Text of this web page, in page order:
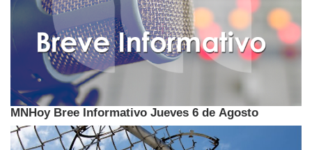
MNHoy Bree Informativo Jueves 6 de Agosto